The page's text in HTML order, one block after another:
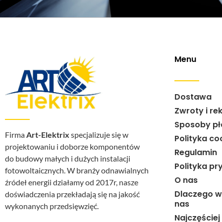
Firma Art-Elektrix specjalizuje się w
projektowaniu i doborze komponentów
do budowy małych i dużych instalacji
fotowoltaicznych. W branży odnawialnych
źródeł energii działamy od 2017r, nasze
doświadczenia przekładają się na jakość
wykonanych przedsięwzięć.
Menu
Dostawa
Zwroty i
Sposoby
Polityka
Regulamin
Polityka
O nas
Dlaczego
nas